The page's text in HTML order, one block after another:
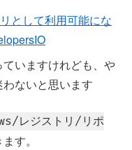
として利用可能にな
いますけれども、や
ないと思います
レジストリ/リポ
す。